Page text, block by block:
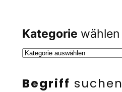
Kategorie wählen
Begriff suchen